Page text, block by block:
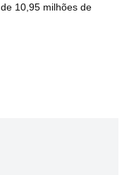
10,95 milhões de